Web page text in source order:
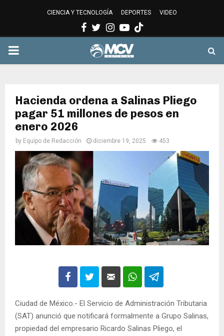
CIENCIA Y TECNOLOGÍA DEPORTES VIDEO
Facebook
Twitter
Instagram
Youtube
PRIMARY
Hacienda ordena a Salinas Pliego
pagar 51 millones de pesos en
enero 2026
by Equipo de Redacción diciembre 19, 2025 453
Ciudad de México.- El Servicio de Administración Tributaria
(SAT) anunció que notificará formalmente a Grupo Salinas,
propiedad del empresario Ricardo Salinas Pliego, el